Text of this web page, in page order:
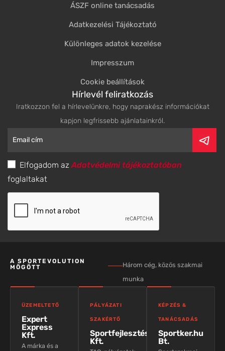
ÁSZF online tanácsadás
Adatkezelési Tájékoztató
Különleges adatok kezelése
Impresszum
Cookie beállítások
Hírlevél feliratkozás
Iratkozzon fel a hírlevelünkre, hogy naprakész információkat
kapjon legfrissebb ajánlatainkról.
Elfogadom az Adatvédelmi tájékoztatóban
foglaltakat
A SPORTEVOLUTION
MÖGÖTT
Három cég, közös szakmai
munka
ÜZEMELTETŐ
Expert
Express
Kft.
A márka és a
PÁLYÁZATI
SZAKÉRTŐ
Sportfejlesztés
Kft.
KÉPZÉS &
TANÁCSADÁS
Sportker.hu
Bt.